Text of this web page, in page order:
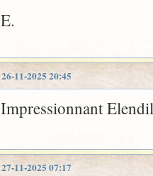
E.
26-11-2025 20:45
Impressionnant
27-11-2025 07:17